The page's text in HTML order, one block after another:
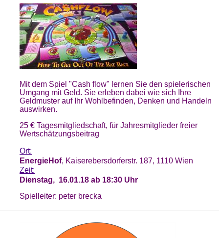
Mit dem Spiel "Cash flow" lernen Sie den spielerischen
Umgang mit Geld. Sie erleben dabei wie sich Ihre
Geldmuster auf Ihr Wohlbefinden, Denken und Handeln
auswirken.
25 € Tagesmitgliedschaft, für Jahresmitglieder freier
Wertschätzungsbeitrag
Ort:
EnergieHof, Kaiserebersdorferstr. 187, 1110 Wien
Zeit:
Dienstag, 16.01.18 ab 18:30 Uhr
Spielleiter: peter brecka